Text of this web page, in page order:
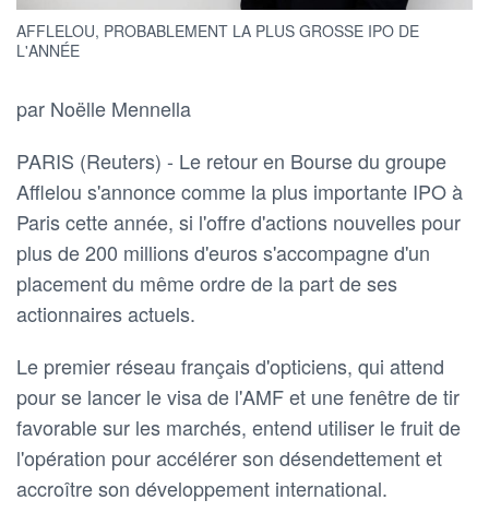
AFFLELOU, PROBABLEMENT LA PLUS GROSSE IPO DE
L'ANNÉE
par Noëlle Mennella
PARIS (Reuters) - Le retour en Bourse du groupe
Afflelou s'annonce comme la plus importante IPO à
Paris cette année, si l'offre d'actions nouvelles pour
plus de 200 millions d'euros s'accompagne d'un
placement du même ordre de la part de ses
actionnaires actuels.
Le premier réseau français d'opticiens, qui attend
pour se lancer le visa de l'AMF et une fenêtre de tir
favorable sur les marchés, entend utiliser le fruit de
l'opération pour accélérer son désendettement et
accroître son développement international.